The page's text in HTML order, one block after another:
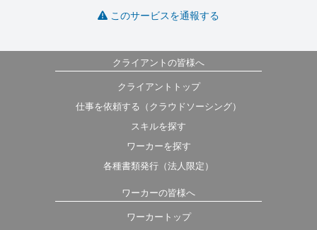
このサービスを通報する
クライアントの皆様へ
クライアントトップ
仕事を依頼する（クラウドソーシング）
スキルを探す
ワーカーを探す
各種書類発行（法人限定）
ワーカーの皆様へ
ワーカートップ